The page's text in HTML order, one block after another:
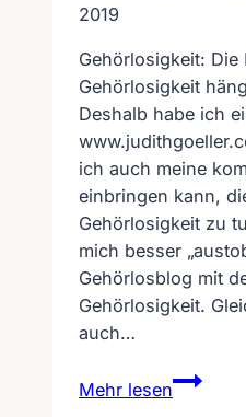
2019
Gehörlosigkeit: Die
Gehörlosigkeit
Deshalb habe ich
ich auch meine
einbringen kann,
Gehörlosigkeit zu
mich besser
Gehörlosblog mit
Gehörlosigkeit.
auch…
Mehr lesen
Die